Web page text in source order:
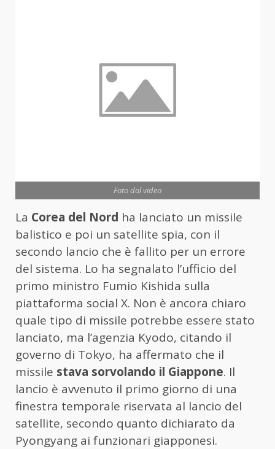
Foto dal video
La Corea del Nord ha lanciato un missile
balistico e poi un satellite spia, con il
secondo lancio che è fallito per un errore
del sistema. Lo ha segnalato l’ufficio del
primo ministro Fumio Kishida sulla
piattaforma social X. Non è ancora chiaro
quale tipo di missile potrebbe essere stato
lanciato, ma l’agenzia Kyodo, citando il
governo di Tokyo, ha affermato che il
missile stava sorvolando il Giappone. Il
lancio è avvenuto il primo giorno di una
finestra temporale riservata al lancio del
satellite, secondo quanto dichiarato da
Pyongyang ai funzionari giapponesi.